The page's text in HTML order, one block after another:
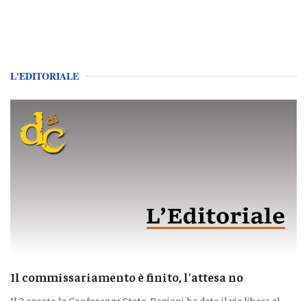
L'EDITORIALE
Il commissariamento è finito, l'attesa no